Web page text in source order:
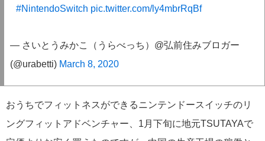
#NintendoSwitch pic.twitter.com/ly4mbrRqBf
— さいとうみかこ（うらべっち）@弘前住みブロガー
(@urabetti) March 8, 2020
おうちでフィットネスができるニンテンドースイッチのリ
ングフィットアドベンチャー、1月下旬に地元TSUTAYAで